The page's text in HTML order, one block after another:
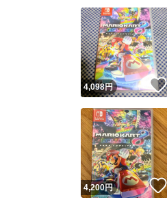
4,098円
4,200円